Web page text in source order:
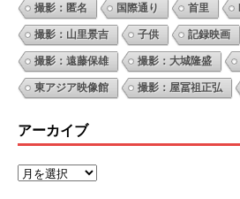
撮影：匿名 国際通り 首里
撮影：山里景吉 子供 記録映画
撮影：遠藤保雄 撮影：大城隆盛
東アジア映像館 撮影：屋冨祖正弘
アーカイブ